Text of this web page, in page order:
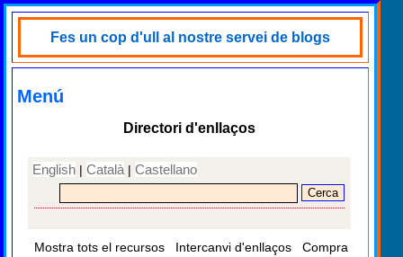
Fes un cop d'ull al nostre servei de blogs
Menú
Directori d'enllaços
English | Català | Castellano
Mostra tots el recursos Intercanvi d'enllaços
Compra